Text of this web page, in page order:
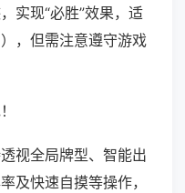
实现“必胜”效果，适
，但需注意遵守游戏
视全局牌型、智能出
及快速自摸等操作，